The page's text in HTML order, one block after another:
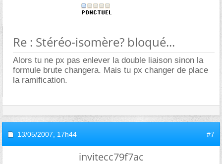
Re : Stéréo-isomère? bloqué...
Alors tu ne px pas enlever la double liaison sinon la
formule brute changera. Mais tu px changer de place
la ramification.
13/05/2007, 17h44 #7
invitecc79f7ac